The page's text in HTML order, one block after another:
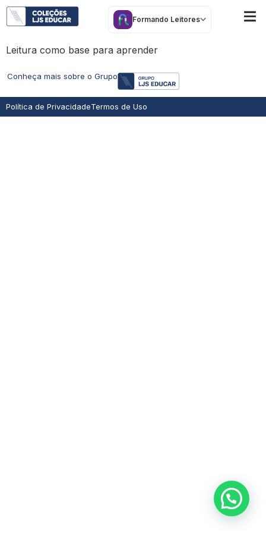
Formando Leitores
Formando leitores
Leitura como base para aprender
Conheça mais sobre o Grupo
Política de PrivacidadeTermos de Uso